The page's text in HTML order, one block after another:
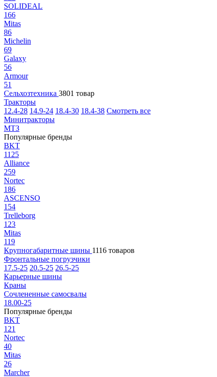
SOLIDEAL
166
Mitas
86
Michelin
69
Galaxy
56
Armour
51
Сельхозтехника 3801 товар
Тракторы
12.4-28 14.9-24 18.4-30 18.4-38 Смотреть все
Минитракторы
МТЗ
Популярные бренды
BKT
1125
Alliance
259
Nortec
186
ASCENSO
154
Trelleborg
123
Mitas
119
Крупногабаритные шины 1116 товаров
Фронтальные погрузчики
17.5-25 20.5-25 26.5-25
Карьерные шины
Краны
Сочлененные самосвалы
18.00-25
Популярные бренды
BKT
121
Nortec
40
Mitas
26
Marcher